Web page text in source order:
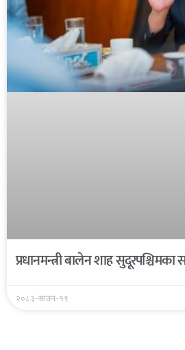
प्रधानमन्त्री बालेन शाह
२०८३-साउन-१९